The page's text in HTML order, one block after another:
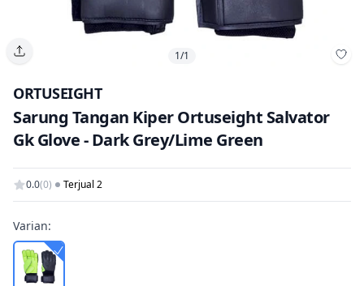
1/1
ORTUSEIGHT
Sarung Tangan Kiper Ortuseight Salvator
Gk Glove - Dark Grey/Lime Green
0.0(0) Terjual 2
Varian: